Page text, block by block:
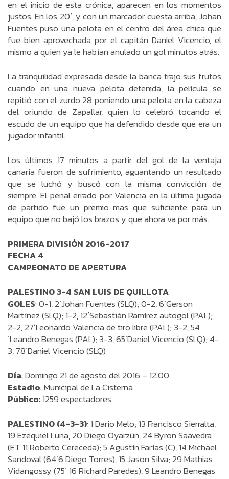
en el inicio de esta crónica, aparecen en los momentos
justos. En los 20´, y con un marcador cuesta arriba, Johan
Fuentes puso una pelota en el centro del área chica que
fue bien aprovechada por el capitán Daniel Vicencio, el
mismo a quien ya le habían anulado un gol minutos atrás.
La tranquilidad expresada desde la banca trajo sus frutos
cuando en una nueva pelota detenida, la película se
repitió con el zurdo 28 poniendo una pelota en la cabeza
del oriundo de Zapallar, quien lo celebró tocando el
escudo de un equipo que ha defendido desde que era un
jugador infantil.
Los últimos 17 minutos a partir del gol de la ventaja
canaria fueron de sufrimiento, aguantando un resultado
que se luchó y buscó con la misma convicción de
siempre. El penal errado por Valencia en la última jugada
de partido fue un premio mas que suficiente para un
equipo que no bajó los brazos y que ahora va por más.
PRIMERA DIVISIÓN 2016-2017
FECHA 4
CAMPEONATO DE APERTURA
PALESTINO 3-4 SAN LUIS DE QUILLOTA
GOLES: 0-1, 2´Johan Fuentes (SLQ); 0-2, 6´Gerson
Martínez (SLQ); 1-2, 12´Sebastián Ramírez autogol (PAL);
2-2, 27´Leonardo Valencia de tiro libre (PAL); 3-2, 54
´Leandro Benegas (PAL); 3-3, 65´Daniel Vicencio (SLQ); 4-
3, 78´Daniel Vicencio (SLQ)
Día: Domingo 21 de agosto del 2016 – 12:00
Estadio: Municipal de La Cisterna
Público: 1259 espectadores
PALESTINO (4-3-3): 1 Dario Melo; 13 Francisco Sierralta,
19 Ezequiel Luna, 20 Diego Oyarzún, 24 Byron Saavedra
(ET 11 Roberto Cereceda); 5 Agustín Farías (C), 14 Michael
Sandoval (64´6 Diego Torres), 15 Jason Silva; 29 Mathias
Vidangossy (75´ 16 Richard Paredes), 9 Leandro Benegas